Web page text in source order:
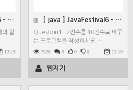
와 같
12-19
[ java ] JavaFestival6 - Quest…
Question1 - 2진수를 10진수로 바꾸
는 프로그램을 작성하시오.…
7526 0 0 0 12-19
웹지기